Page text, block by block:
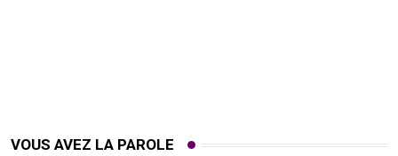
VOUS AVEZ LA PAROLE